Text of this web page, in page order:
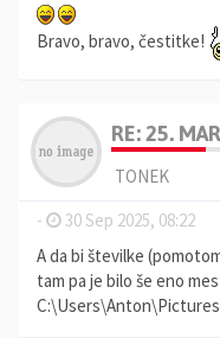
Bravo, bravo, čestitke!
RE: 25.
TONEK
-
30 Sep 2025, 08:22
A da bi številke
tam pa je bilo še eno